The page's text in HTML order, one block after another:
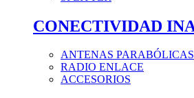
CONECTIVIDAD
ANTENAS PARABÓLICAS
RADIO ENLACE
ACCESORIOS